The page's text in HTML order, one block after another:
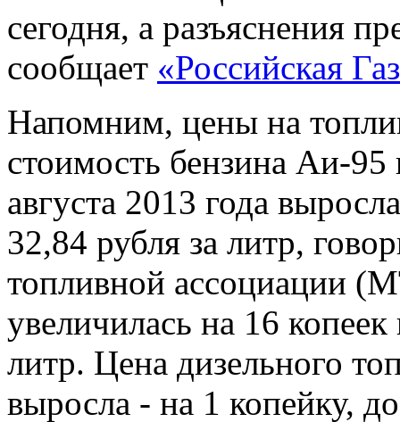
сегодня, а разъяснения
сообщает «Российская
Напомним, цены на
стоимость бензина Аи-
августа 2013 года
32,84 рубля за литр,
топливной ассоциации
увеличилась на 16
литр. Цена дизельного
выросла - на 1 копейку,